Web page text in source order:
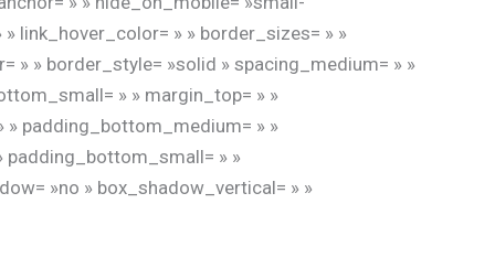
link_hover_color= » » border_sizes= » »
» border_style= »solid » spacing_medium= » »
» » margin_top= » »
padding_bottom_medium= » »
padding_bottom_small= » »
»no » box_shadow_vertical= » »